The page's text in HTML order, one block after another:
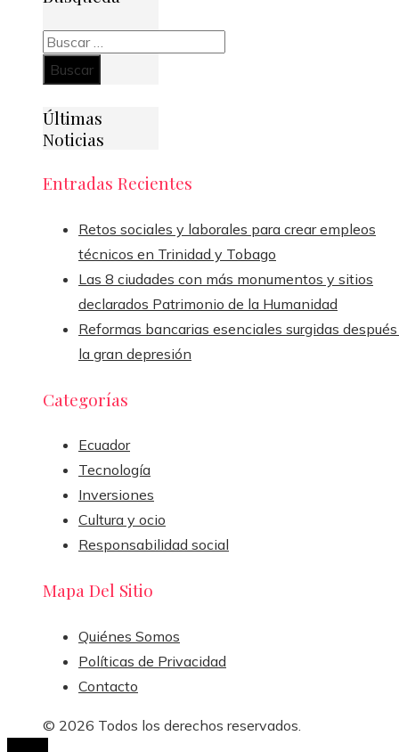
Buscar:
Últimas
Noticias
Entradas Recientes
Retos sociales y laborales para crear empleos
técnicos en Trinidad y Tobago
Las 8 ciudades con más monumentos y sitios
declarados Patrimonio de la Humanidad
Reformas bancarias esenciales surgidas
la gran depresión
Categorías
Ecuador
Tecnología
Inversiones
Cultura y ocio
Responsabilidad social
Mapa Del Sitio
Quiénes Somos
Políticas de Privacidad
Contacto
© 2026 Todos los derechos reservados.